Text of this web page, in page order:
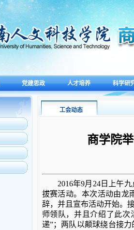
党建思政 人才培养 科学研
工会动态
商学院
2016年9月24日上午
拔赛活动。本次活动由龙
辞，并且宣布活动开始。
师领队，并且介绍了此
递”；两队以颠球绕台接